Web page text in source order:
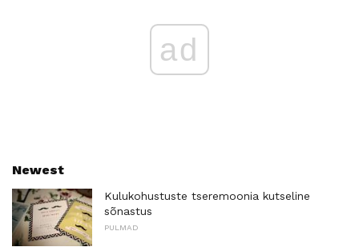
ad
Newest
Kulukohustuste tseremoonia kutseline
sõnastus
PULMAD